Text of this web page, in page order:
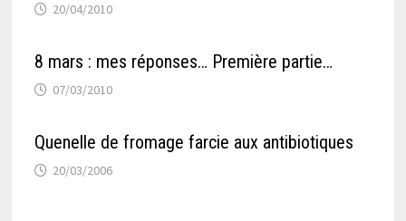
20/04/2010
8 mars : mes réponses… Première partie…
07/03/2010
Quenelle de fromage farcie aux antibiotiques
20/03/2006